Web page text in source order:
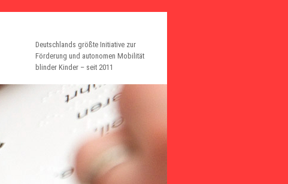
Deutschlands größte Initiative zur
Förderung und autonomen Mobilität
blinder Kinder – seit 2011